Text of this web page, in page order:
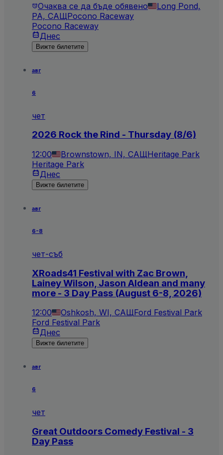
Очаква се да бъде обявено
Long Pond,
PA, САЩPocono Raceway
Pocono Raceway
Днес
Вижте билетите
авг
6
чет
2026 Rock the Rind - Thursday (8/6)
12:00 Brownstown, IN, САЩHeritage Park
Heritage Park
Днес
Вижте билетите
авг
6-8
чет-съб
XRoads41 Festival with Zac Brown,
Lainey Wilson, Jason Aldean and many
more - 3 Day Pass (August 6-8, 2026)
12:00 Oshkosh, WI, САЩFord Festival Park
Ford Festival Park
Днес
Вижте билетите
авг
6
чет
Great Outdoors Comedy Festival - 3
Day Pass